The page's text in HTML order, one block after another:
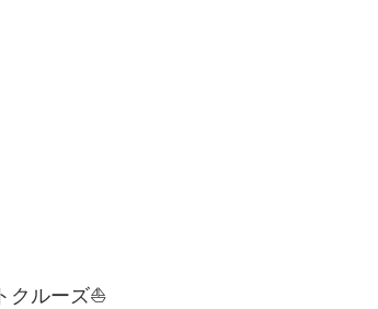
クルーズ⛵️